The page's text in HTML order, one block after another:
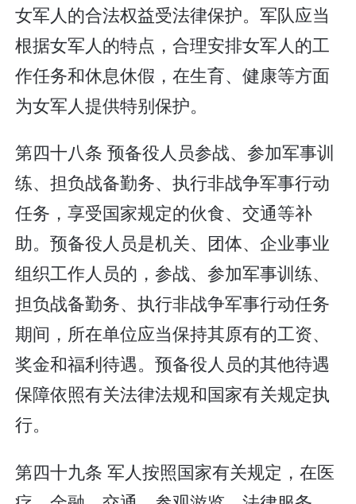
女军人的合法权益受法律保护。军队应当
根据女军人的特点，合理安排女军人的工
作任务和休息休假，在生育、健康等方面
为女军人提供特别保护。
第四十八条 预备役人员参战、参加军事训
练、担负战备勤务、执行非战争军事行动
任务，享受国家规定的伙食、交通等补
助。预备役人员是机关、团体、企业事业
组织工作人员的，参战、参加军事训练、
担负战备勤务、执行非战争军事行动任务
期间，所在单位应当保持其原有的工资、
奖金和福利待遇。预备役人员的其他待遇
保障依照有关法律法规和国家有关规定执
行。
第四十九条 军人按照国家有关规定，在医